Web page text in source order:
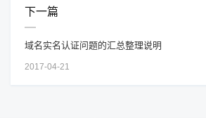
下一篇
域名实名认证问题的汇总整理说明
2017-04-21